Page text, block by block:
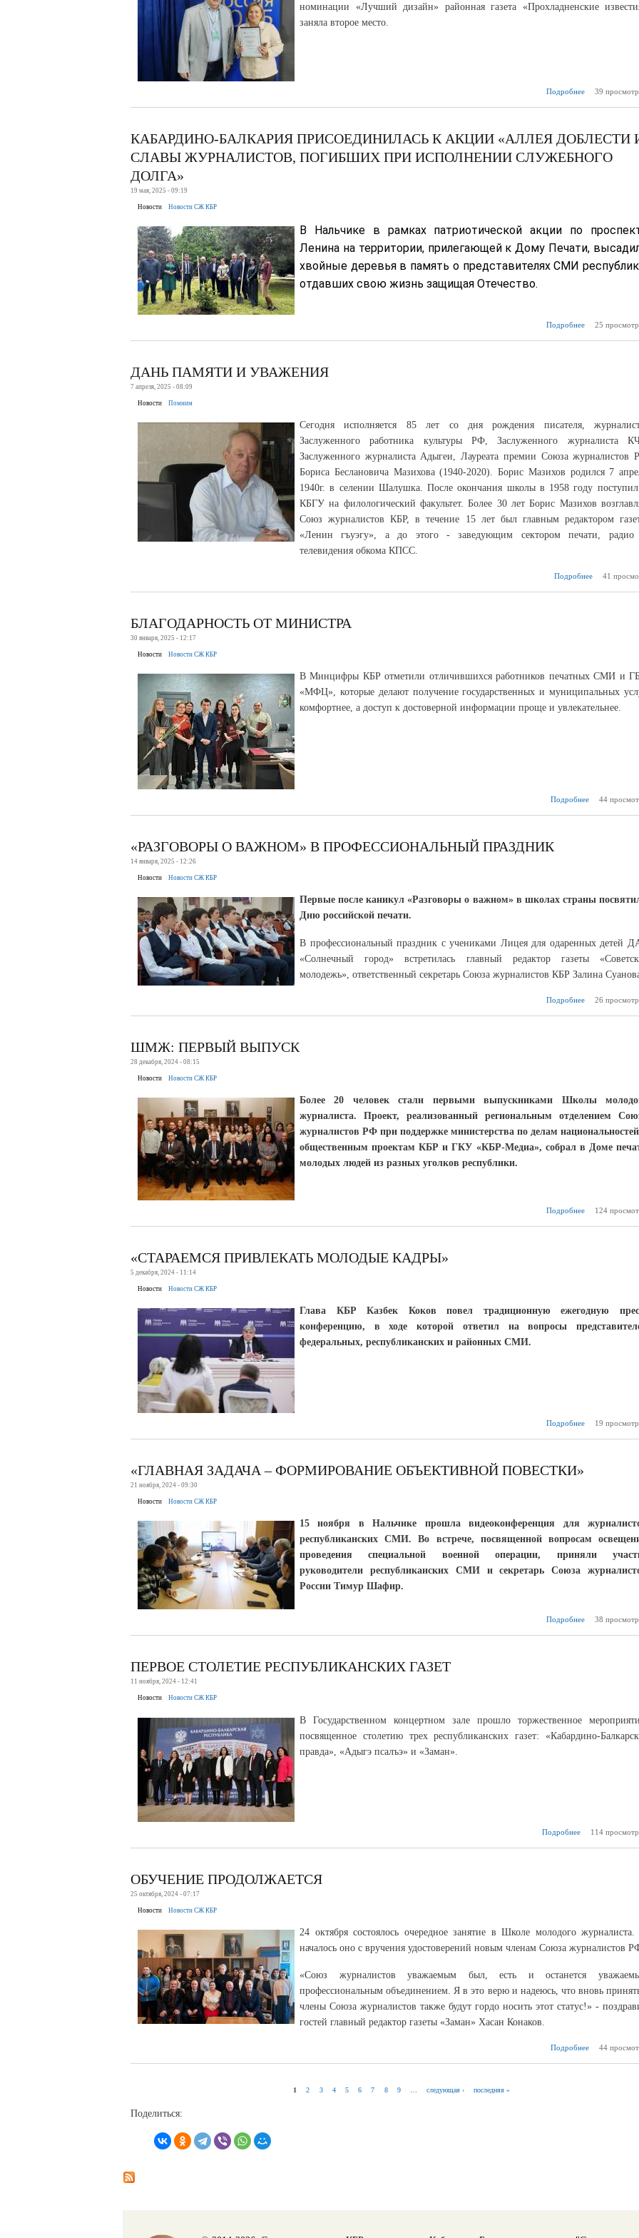
номинации «Лучший дизайн» районная газета «Прохладненские
заняла второе место.
Подробнее
о Светлана
39
КАБАРДИНО-БАЛКАРИЯ ПРИСОЕДИНИЛАСЬ К АКЦИИ «АЛЛЕЯ ДОБЛЕСТИ
СЛАВЫ ЖУРНАЛИСТОВ, ПОГИБШИХ ПРИ ИСПОЛНЕНИИ СЛУЖЕБНОГО
ДОЛГА»
19 мая, 2025 - 09:19
Новости Новости СЖ КБР
В Нальчике в рамках патриотической акции по
Ленина на территории, прилегающей к Дому Печати,
хвойные деревья в память о представителях СМИ
отдавших свою жизнь защищая Отечество.
Подробнее
о Кабардино-
25
ДАНЬ ПАМЯТИ И УВАЖЕНИЯ
7 апреля, 2025 - 08:09
Новости Помним
Сегодня исполняется 85 лет со дня рождения писателя,
Заслуженного работника культуры РФ, Заслуженного журналиста
Заслуженного журналиста Адыгеи, Лауреата премии Союза журналистов
Бориса Беслановича Мазихова (1940-2020). Борис Мазихов родился 7
1940г. в селении Шалушка. После окончания школы в 1958 году
КБГУ на филологический факультет. Более 30 лет Борис Мазихов
Союз журналистов КБР, в течение 15 лет был главным редактором
«Ленин гъуэгу», а до этого - заведующим сектором печати,
телевидения обкома КПСС.
Подробнее
о Дань
41
БЛАГОДАРНОСТЬ ОТ МИНИСТРА
30 января, 2025 - 12:17
Новости Новости СЖ КБР
В Минцифры КБР отметили отличившихся работников печатных СМИ и
«МФЦ», которые делают получение государственных и муниципальных
комфортнее, а доступ к достоверной информации проще и увлекательнее.
Подробнее
о
44
«РАЗГОВОРЫ О ВАЖНОМ» В ПРОФЕССИОНАЛЬНЫЙ ПРАЗДНИК
14 января, 2025 - 12:26
Новости Новости СЖ КБР
Первые после каникул «Разговоры о важном» в школах страны
Дню российской печати.
В профессиональный праздник с учениками Лицея для одаренных детей
«Солнечный город» встретилась главный редактор газеты
молодежь», ответственный секретарь Союза журналистов КБР Залина
Подробнее
о
26
ШМЖ: ПЕРВЫЙ ВЫПУСК
28 декабря, 2024 - 08:15
Новости Новости СЖ КБР
Более 20 человек стали первыми выпускниками Школы
журналиста. Проект, реализованный региональным отделением
журналистов РФ при поддержке министерства по делам
общественным проектам КБР и ГКУ «КБР-Медиа», собрал в Доме
молодых людей из разных уголков республики.
Подробнее
о ШМЖ:
124
«СТАРАЕМСЯ ПРИВЛЕКАТЬ МОЛОДЫЕ КАДРЫ»
5 декабря, 2024 - 11:14
Новости Новости СЖ КБР
Глава КБР Казбек Коков повел традиционную ежегодную
конференцию, в ходе которой ответил на вопросы
федеральных, республиканских и районных СМИ.
Подробнее
о
19
«ГЛАВНАЯ ЗАДАЧА – ФОРМИРОВАНИЕ ОБЪЕКТИВНОЙ ПОВЕСТКИ»
21 ноября, 2024 - 09:30
Новости Новости СЖ КБР
15 ноября в Нальчике прошла видеоконференция для
республиканских СМИ. Во встрече, посвященной вопросам
проведения специальной военной операции, приняли
руководители республиканских СМИ и секретарь Союза
России Тимур Шафир.
Подробнее
о «Главная
38
ПЕРВОЕ СТОЛЕТИЕ РЕСПУБЛИКАНСКИХ ГАЗЕТ
11 ноября, 2024 - 12:41
Новости Новости СЖ КБР
В Государственном концертном зале прошло торжественное
посвященное столетию трех республиканских газет: «Кабардино-
правда», «Адыгэ псалъэ» и «Заман».
Подробнее
о Первое
114
ОБУЧЕНИЕ ПРОДОЛЖАЕТСЯ
25 октября, 2024 - 07:17
Новости Новости СЖ КБР
24 октября состоялось очередное занятие в Школе молодого
началось оно с вручения удостоверений новым членам Союза журналистов
«Союз журналистов уважаемым был, есть и останется
профессиональным объединением. Я в это верю и надеюсь, что вновь
члены Союза журналистов также будут гордо носить этот статус!» -
гостей главный редактор газеты «Заман» Хасан Конаков.
Подробнее
о
44
1 2 3 4 5 6 7 8 9 … следующая › последняя »
Поделиться: